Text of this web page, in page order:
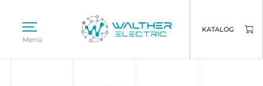
Menü
KATALOG